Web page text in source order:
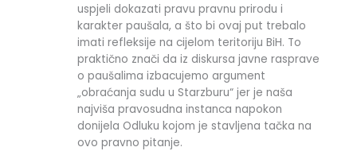
uspjeli dokazati pravu pravnu prirodu i
karakter paušala, a što bi ovaj put trebalo
imati refleksije na cijelom teritoriju BiH. To
praktično znači da iz diskursa javne rasprave
o paušalima izbacujemo argument
„obraćanja sudu u Starzburu“ jer je naša
najviša pravosudna instanca napokon
donijela Odluku kojom je stavljena tačka na
ovo pravno pitanje.